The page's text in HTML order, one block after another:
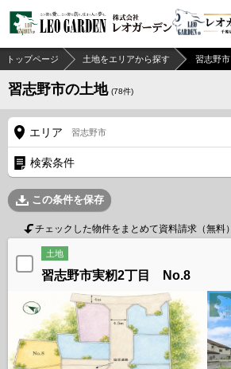
トップページ 土地をエリアから探す 習志野市
習志野市の土地 (78件)
エリア 習志野市
検索条件
この条件を保存
チェックした物件をまとめて資料請求（無料）
土地
習志野市実籾2丁目 No.8